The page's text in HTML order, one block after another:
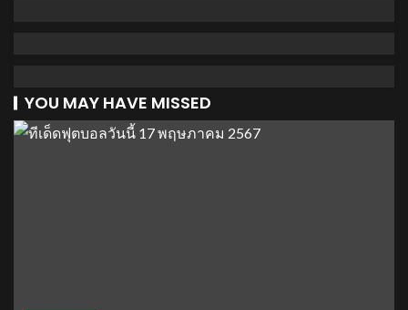
YOU MAY HAVE MISSED